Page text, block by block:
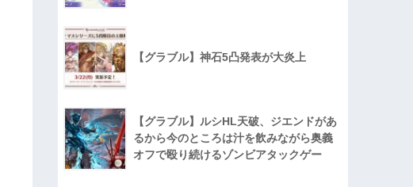
【グラブル】神石5凸発表が大炎上
【グラブル】ルシHL天破、ジエンドがあ
るから今のところは汁を飲みながら奥義
オフで殴り続けるゾンビアタックゲー